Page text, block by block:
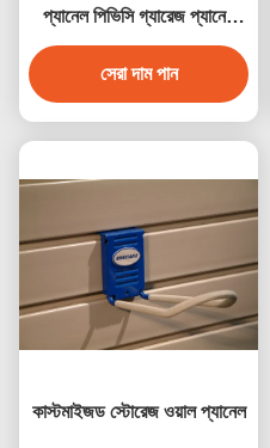
প্যানেল পিভিসি গ্যারেজ প্যানেল
জলরোধী
সেরা দাম পান
কাস্টমাইজড স্টোরেজ ওয়াল প্যানেল